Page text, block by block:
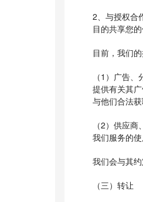
2、与授权合
目的共享您
目前，我们
（1）广告
提供有关其
与他们合法
（2）供应
我们服务的
我们会与其
（三）转让